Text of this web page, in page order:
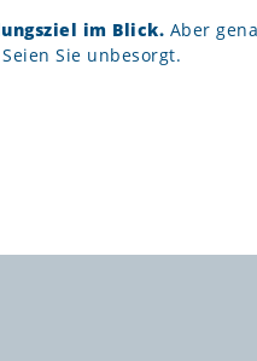
im Blick. Aber
Sie unbesorgt.